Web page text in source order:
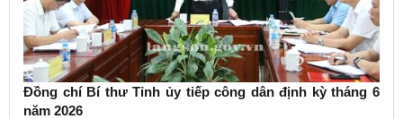
Đồng chí Bí thư Tỉnh ủy tiếp công dân định kỳ tháng 6
năm 2026